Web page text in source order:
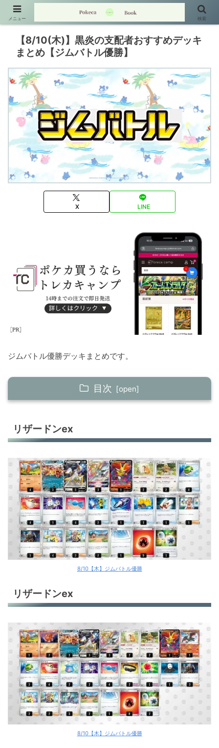
【8/10(木)】黒炎の支配者おすすめデッキ
まとめ【ジムバトル優勝】
X LINE
ジムバトル優勝デッキまとめです。
目次
リザードンex
リザードンex
リザードンex
リザードンex
ビークインex
こくばバドレックスV
キラフロルex
キラフロルex
アルセウスV＋ピジョットex
オリジンパルキアV
オリジンパルキアV
カメックスex
パオジアンex
パオジアンex
リザードンex
8/10【木】ジムバトル優勝
リザードンex
8/10【木】ジムバトル優勝
メニュー 検索